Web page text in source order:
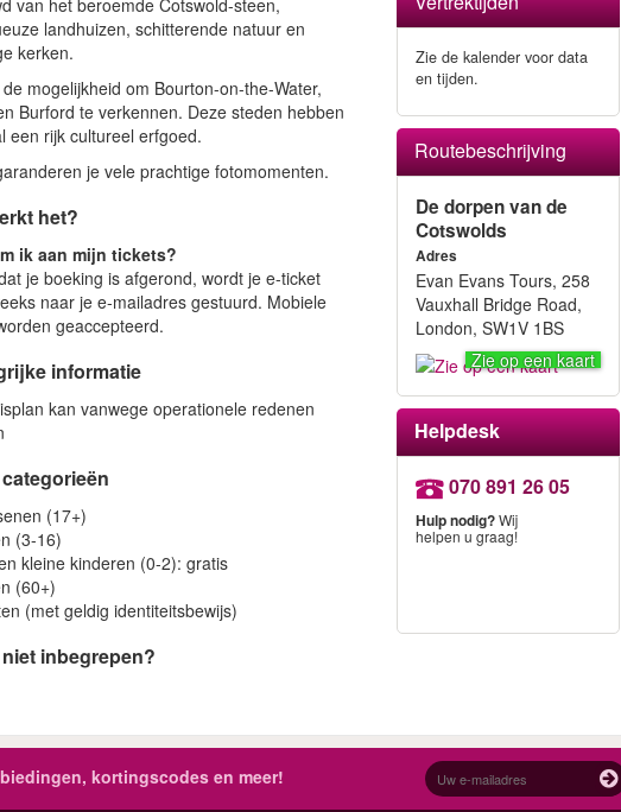
van het beroemde Cotswold-steen,
landhuizen, schitterende natuur en
kerken.
mogelijkheid om Bourton-on-the-Water,
Burford te verkennen. Deze steden hebben
een rijk cultureel erfgoed.
je vele prachtige fotomomenten.
het?
ik aan mijn tickets?
je boeking is afgerond, wordt je e-ticket
naar je e-mailadres gestuurd. Mobiele
geaccepteerd.
informatie
kan vanwege operationele redenen
(17+)
(3-16)
kleine kinderen (0-2): gratis
(60+)
(met geldig identiteitsbewijs)
inbegrepen?
Zie de kalender voor data
en tijden.
Routebeschrijving
De dorpen van de
Cotswolds
Adres
Evan Evans Tours, 258
Vauxhall Bridge Road,
London, SW1V 1BS
Zie op een kaart
Helpdesk
070 891 26 05
Hulp nodig?Wij
helpen u graag!
kortingscodes en meer!